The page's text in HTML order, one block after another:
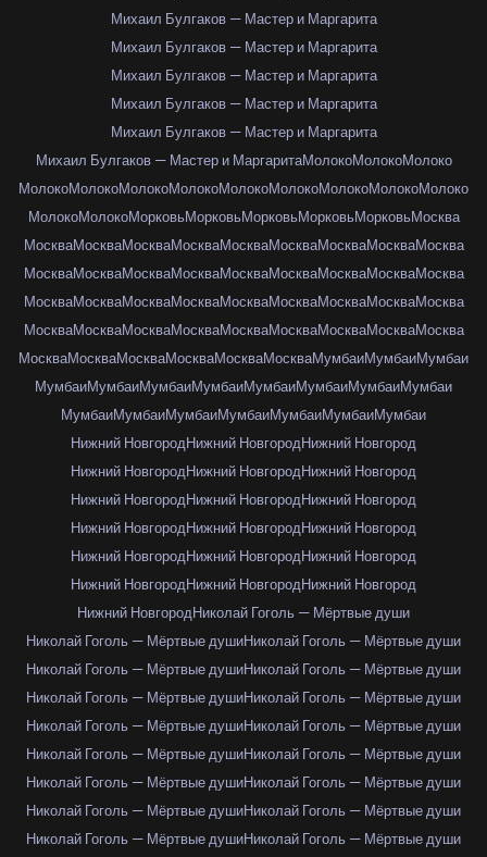
Михаил Булгаков — Мастер и Маргарита
Михаил Булгаков — Мастер и Маргарита
Михаил Булгаков — Мастер и Маргарита
Михаил Булгаков — Мастер и Маргарита
Михаил Булгаков — Мастер и Маргарита
Михаил Булгаков — Мастер и МаргаритаМолокоМолокоМолоко
МолокоМолокоМолокоМолокоМолокоМолокоМолокоМолокоМолоко
МолокоМолокоМорковьМорковьМорковьМорковьМорковьМосква
МоскваМоскваМоскваМоскваМоскваМоскваМоскваМоскваМосква
МоскваМоскваМоскваМоскваМоскваМоскваМоскваМоскваМосква
МоскваМоскваМоскваМоскваМоскваМоскваМоскваМоскваМосква
МоскваМоскваМоскваМоскваМоскваМоскваМоскваМоскваМосква
МоскваМоскваМоскваМоскваМоскваМоскваМумбаиМумбаиМумбаи
МумбаиМумбаиМумбаиМумбаиМумбаиМумбаиМумбаиМумбаи
МумбаиМумбаиМумбаиМумбаиМумбаиМумбаиМумбаи
Нижний НовгородНижний НовгородНижний Новгород
Нижний НовгородНижний НовгородНижний Новгород
Нижний НовгородНижний НовгородНижний Новгород
Нижний НовгородНижний НовгородНижний Новгород
Нижний НовгородНижний НовгородНижний Новгород
Нижний НовгородНижний НовгородНижний Новгород
Нижний НовгородНиколай Гоголь — Мёртвые души
Николай Гоголь — Мёртвые душиНиколай Гоголь — Мёртвые души
Николай Гоголь — Мёртвые душиНиколай Гоголь — Мёртвые души
Николай Гоголь — Мёртвые душиНиколай Гоголь — Мёртвые души
Николай Гоголь — Мёртвые душиНиколай Гоголь — Мёртвые души
Николай Гоголь — Мёртвые душиНиколай Гоголь — Мёртвые души
Николай Гоголь — Мёртвые душиНиколай Гоголь — Мёртвые души
Николай Гоголь — Мёртвые душиНиколай Гоголь — Мёртвые души
Николай Гоголь — Мёртвые душиНиколай Гоголь — Мёртвые души